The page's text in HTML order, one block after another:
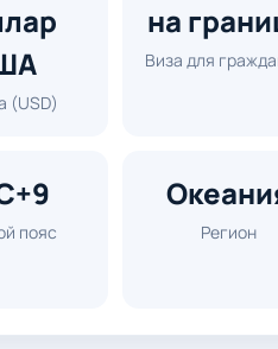
(USD)
на
Виза для
пояс Регион